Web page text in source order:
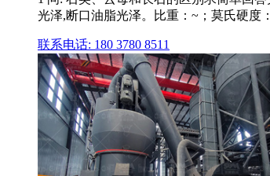
光泽,断口油脂光泽。比重：~；莫氏硬度
联系电话: 180 3780 8511